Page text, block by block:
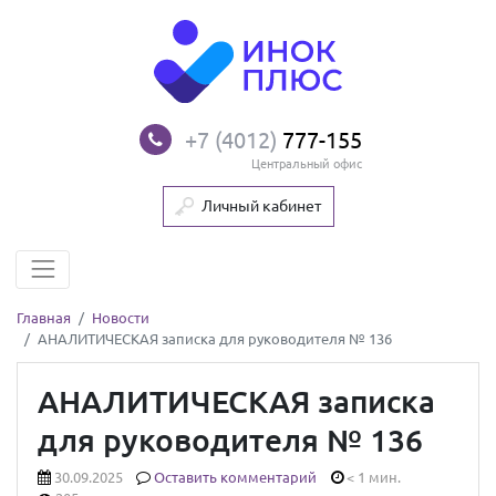
+7 (4012) 777-155
Центральный офис
Личный кабинет
Главная
Новости
АНАЛИТИЧЕСКАЯ записка для руководителя № 136
АНАЛИТИЧЕСКАЯ записка
для руководителя № 136
30.09.2025 Оставить комментарий
< 1 мин.